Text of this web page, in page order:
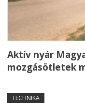
Aktív nyár
mozgásötletek
TECHNIKA